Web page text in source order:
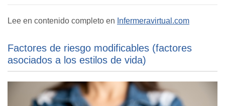
Lee en contenido completo en Infermeravirtual.com
Factores de riesgo modificables (factores
asociados a los estilos de vida)